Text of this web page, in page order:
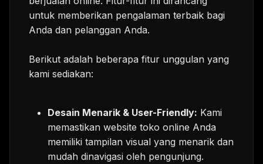
untuk memberikan pengalaman terbaik bagi
Anda dan pelanggan Anda.
Berikut adalah beberapa fitur unggulan yang
kami sediakan:
Desain Menarik & User-Friendly: Kami
memastikan website toko online Anda
memiliki tampilan visual yang menarik dan
mudah dinavigasi oleh pengunjung.